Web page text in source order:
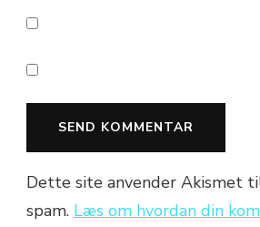
Dette site anvender Akismet
spam. Læs om hvordan din